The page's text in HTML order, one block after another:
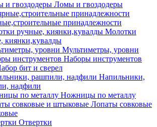
Ломы и гвоздодеры
принадлежности
Молотки
киянки,кувалды
Мультиметры, уровни
Наборы инструментов
бит и сверел
Напильники,
надфили
Ножницы по металлу
Лопаты совковые
Отвертки